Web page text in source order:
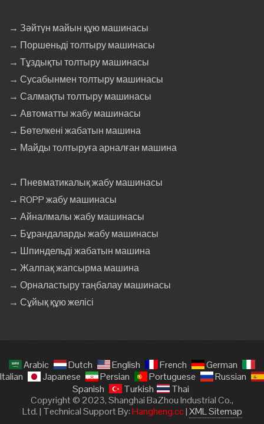
→ Зәйтүн майын құю машинасы
→ Поршеньді толтыру машинасы
→ Тұздықты толтыру машинасы
→ Сусабынмен толтыру машинасы
→ Салмақты толтыру машинасы
→ Автоматты жабу машинасы
→ Бөтелкені жабатын машина
→ Майды толтыруға арналған машина
→ Пневматикалық жабу машинасы
→ ROPP жабу машинасы
→ Айналмалы жабу машинасы
→ Бұрандаларды жабу машинасы
→ Шпиндельді жабатын машина
→ Жалпақ жапсырма машина
→ Орналастыру таңбалау машинасы
→ Сұйық құю желісі
Arabic Dutch English French
German
Italian
Japanese Persian Portuguese
Russian
Spanish
Turkish
Thai
Copyright © 2023, Shanghai BaZhou Industrial Co.,
Ltd. | Technical Support By:Hangheng.cc|XML Sitemap